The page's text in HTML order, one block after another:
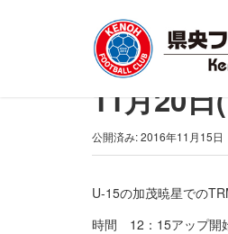
トップ>メンバー>11月
11月20日
公開済み: 2016年11月15日
U-15の加茂暁星での
時間 12：15アップ開